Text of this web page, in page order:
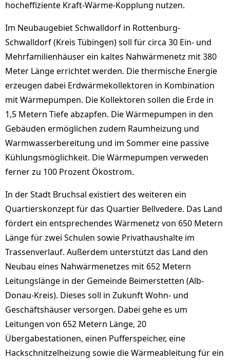
hocheffiziente Kraft-Wärme-Kopplung nutzen.
Im Neubaugebiet Schwalldorf in Rottenburg-
Schwalldorf (Kreis Tübingen) soll für circa 30 Ein- und
Mehrfamilienhäuser ein kaltes Nahwärmenetz mit 380
Meter Länge errichtet werden. Die thermische Energie
erzeugen dabei Erdwärmekollektoren in Kombination
mit Wärmepumpen. Die Kollektoren sollen die Erde in
1,5 Metern Tiefe abzapfen. Die Wärmepumpen in den
Gebäuden ermöglichen zudem Raumheizung und
Warmwasserbereitung und im Sommer eine passive
Kühlungsmöglichkeit. Die Wärmepumpen verweden
ferner zu 100 Prozent Ökostrom.
In der Stadt Bruchsal existiert des weiteren ein
Quartierskonzept für das Quartier Bellvedere. Das Land
fördert ein entsprechendes Wärmenetz von 650 Metern
Länge für zwei Schulen sowie Privathaushalte im
Trassenverlauf. Außerdem unterstützt das Land den
Neubau eines Nahwärmenetzes mit 652 Metern
Leitungslänge in der Gemeinde Beimerstetten (Alb-
Donau-Kreis). Dieses soll in Zukunft Wohn- und
Geschäftshäuser versorgen. Dabei gehe es um
Leitungen von 652 Metern Länge, 20
Übergabestationen, einen Pufferspeicher, eine
Hackschnitzelheizung sowie die Wärmeableitung für ein